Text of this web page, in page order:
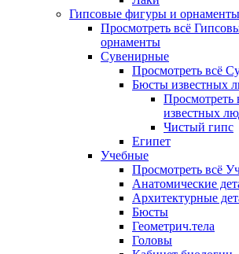
Гипсовые фигуры и орнаменты
Просмотреть всё
орнаменты
Сувенирные
Просмотреть всё
Бюсты известных
Просмотреть
известных
Чистый гипс
Египет
Учебные
Просмотреть всё
Анатомические
Архитектурные
Бюсты
Геометрич.тела
Головы